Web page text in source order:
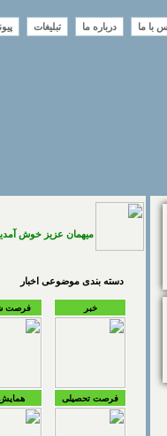
با ما درباره ما تبلیغات
میهمان عزیز خوش
دسته بندی موضوعی اخبار
خبر فرصت
فرصت تحصیلی همایش